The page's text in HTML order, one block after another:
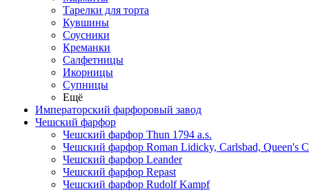
Тарелки для торта
Кувшины
Соусники
Креманки
Салфетницы
Икорницы
Супницы
Ещё
Императорский фарфоровый завод
Чешский фарфор
Чешский фарфор Thun 1794 a.s.
Чешский фарфор Roman Lidicky, Carlsbad, Queen's
Чешский фарфор Leander
Чешский фарфор Repast
Чешский фарфор Rudolf Kampf